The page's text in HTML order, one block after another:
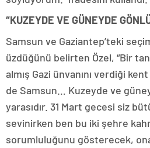
“KUZEYDE VE GÜNEYDE
Samsun ve Gaziantep’teki
üzdüğünü belirten Özel, “Bir
almış Gazi ünvanını verdiği
de Samsun… Kuzeyde ve
yarasıdır. 31 Mart gecesi siz
sevinirken ben bu iki şehre
sorumluluğunu gösterecek,